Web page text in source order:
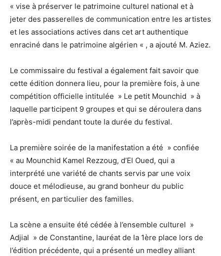
« vise à préserver le patrimoine culturel national et à
jeter des passerelles de communication entre les artistes
et les associations actives dans cet art authentique
enraciné dans le patrimoine algérien « , a ajouté M. Aziez.
Le commissaire du festival a également fait savoir que
cette édition donnera lieu, pour la première fois, à une
compétition officielle intitulée » Le petit Mounchid » à
laquelle participent 9 groupes et qui se déroulera dans
l’après-midi pendant toute la durée du festival.
La première soirée de la manifestation a été » confiée
« au Mounchid Kamel Rezzoug, d’El Oued, qui a
interprété une variété de chants servis par une voix
douce et mélodieuse, au grand bonheur du public
présent, en particulier des familles.
La scène a ensuite été cédée à l’ensemble culturel »
Adjial » de Constantine, lauréat de la 1ère place lors de
l’édition précédente, qui a présenté un medley alliant